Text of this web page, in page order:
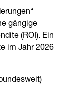
gängige
(ROI). Ein
im Jahr 2026